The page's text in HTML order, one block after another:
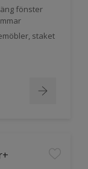
fönster
staket